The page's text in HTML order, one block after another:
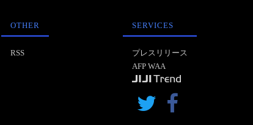
OTHER
RSS
SERVICES
プレスリリース
AFP WAA